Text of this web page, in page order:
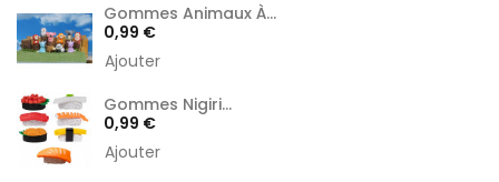
Gommes Animaux À...
Prix
0,99 €
Ajouter
Gommes Nigiri...
Prix
0,99 €
Ajouter